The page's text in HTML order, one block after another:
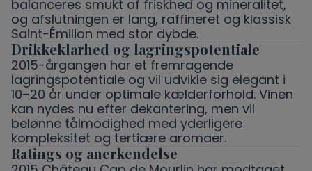
balanceres smukt af friskhed og mineralitet,
og afslutningen er lang, raffineret og klassisk
Saint-Émilion med stor dybde.
Drikkeklarhed og lagringspotentiale
2015-årgangen har et fremragende
lagringspotentiale og vil udvikle sig elegant i
10–20 år under optimale kælderforhold. Vinen
kan nydes nu efter dekantering, men vil
belønne tålmodighed med yderligere
kompleksitet og tertiære aromaer.
Ratings og anerkendelse